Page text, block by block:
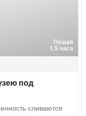
Пешая
1.5 часа
под
сливаются